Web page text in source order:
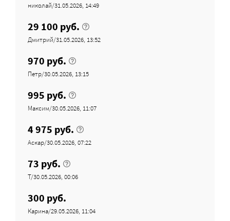
николай/31.05.2026, 14:49
29 100 руб.
Дмитрий/31.05.2026, 13:52
970 руб.
Петр/30.05.2026, 13:15
995 руб.
Максим/30.05.2026, 11:07
4 975 руб.
Аскар/30.05.2026, 07:22
73 руб.
Т/30.05.2026, 00:06
300 руб.
Карина/29.05.2026, 11:04